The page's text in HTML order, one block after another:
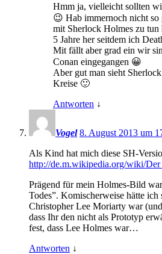
Hmm ja, vielleicht sollten
😉 Hab immernoch nicht
mit Sherlock Holmes zu tun
5 Jahre her seitdem ich
Mit fällt aber grad ein wir
Conan eingegangen 😀
Aber gut man sieht
Kreise 🙂
Antworten ↓
Vogel 8. August 2013 um
Als Kind hat mich diese SH-
http://de.m.wikipedia.org/wiki/
Prägend für mein Holmes-Bild
Todes”. Komischerweise hätte ich
Christopher Lee Moriarty war
dass Ihr den nicht als Prototyp
fest, dass Lee Holmes war…
Antworten ↓